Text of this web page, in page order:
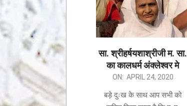
सा. श्रीहर्षयशाश्रीजी म. सा.
का कालधर्म अंक्लेश्वर मे
ON: APRIL 24, 2020
बड़े दुःख के साथ आप सभी को
में णमो अरिहंताणं
मिशन के तहत 96,000 से अधिक लोगों को योग